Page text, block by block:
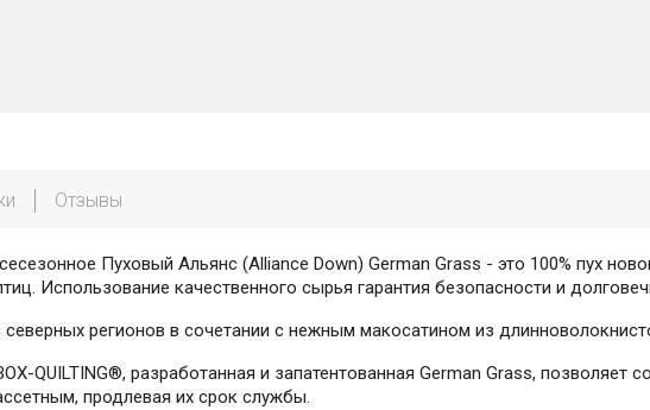
Отзывы
Пуховый Альянс (Alliance Down) German Grass - это 100% пух
Использование качественного сырья гарантия безопасности и
регионов в сочетании с нежным макосатином из
QUILTING®, разработанная и запатентованная German Grass, позволяет
продлевая их срок службы.